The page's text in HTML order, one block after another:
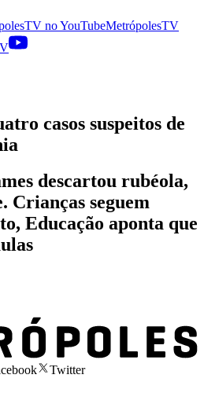
noYouTubeMetrópolesTV
casos suspeitos de
descartou rubéola,
Crianças seguem
Educação aponta que
Twitter